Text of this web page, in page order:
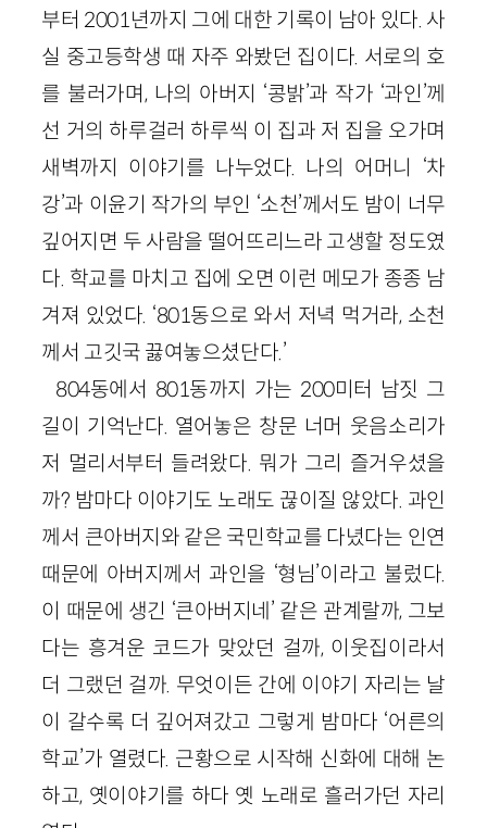
부터 2001년까지 그에 대한 기록이 남아 있다. 사
실 중고등학생 때 자주 와봤던 집이다. 서로의 호
를 불러가며, 나의 아버지 ‘콩밝’과 작가 ‘과인’께
선 거의 하루걸러 하루씩 이 집과 저 집을 오가며
새벽까지 이야기를 나누었다. 나의 어머니 ‘차
강’과 이윤기 작가의 부인 ‘소천’께서도 밤이 너무
깊어지면 두 사람을 떨어뜨리느라 고생할 정도였
다. 학교를 마치고 집에 오면 이런 메모가 종종 남
겨져 있었다. ‘801동으로 와서 저녁 먹거라, 소천
께서 고깃국 끓여놓으셨단다.’
804동에서 801동까지 가는 200미터 남짓 그
길이 기억난다. 열어놓은 창문 너머 웃음소리가
저 멀리서부터 들려왔다. 뭐가 그리 즐거우셨을
까? 밤마다 이야기도 노래도 끊이질 않았다. 과인
께서 큰아버지와 같은 국민학교를 다녔다는 인연
때문에 아버지께서 과인을 ‘형님’이라고 불렀다.
이 때문에 생긴 ‘큰아버지네’ 같은 관계랄까, 그보
다는 흥겨운 코드가 맞았던 걸까, 이웃집이라서
더 그랬던 걸까. 무엇이든 간에 이야기 자리는 날
이 갈수록 더 깊어져갔고 그렇게 밤마다 ‘어른의
학교’가 열렸다. 근황으로 시작해 신화에 대해 논
하고, 옛이야기를 하다 옛 노래로 흘러가던 자리